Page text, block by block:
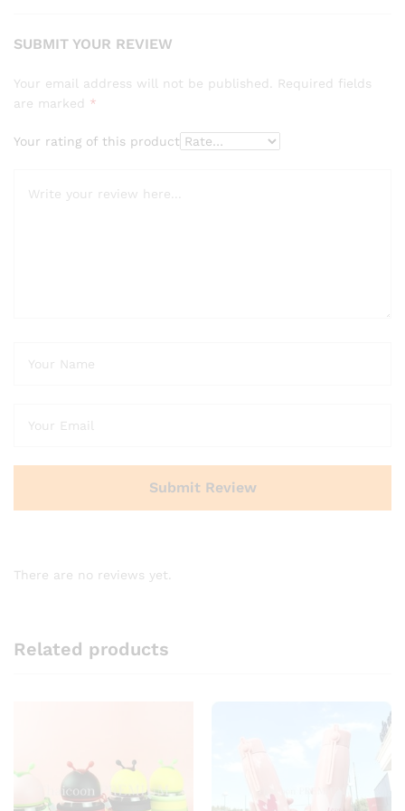
SUBMIT YOUR REVIEW
Your email address will not be published. Required fields
are marked *
Your rating of this product
There are no reviews yet.
Related products